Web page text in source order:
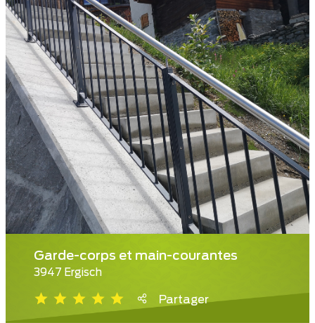
Garde-corps et main-courantes
3947 Ergisch
Partager